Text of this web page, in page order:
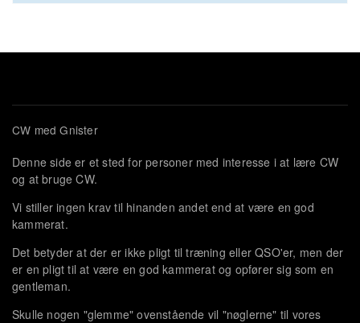
CW med Gnister
Denne side er et sted for personer med interesse i at lære CW
og at bruge CW.
Vi stiller ingen krav til hinanden andet end at være en god
kammerat.
Det betyder at der er ikke pligt til træning eller QSO'er, men der
er en pligt til at være en god kammerat og opfører sig som en
gentleman.
Skulle nogen "glemme" ovenstående vil "nøglerne" til vores